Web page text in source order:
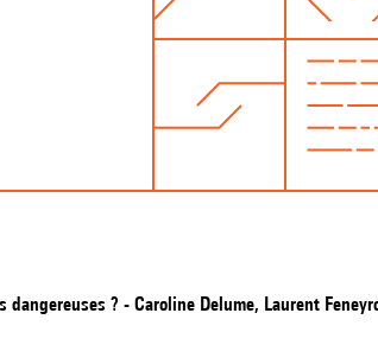
? - Caroline Delume, Laurent